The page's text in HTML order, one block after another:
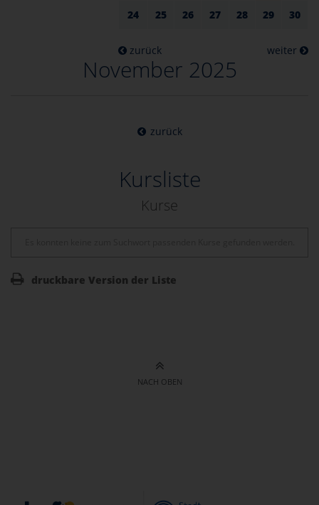
24 25 26 27 28 29 30
zurück weiter
November 2025
zurück
Kursliste
Kurse
druckbare Version der Liste
NACH OBEN